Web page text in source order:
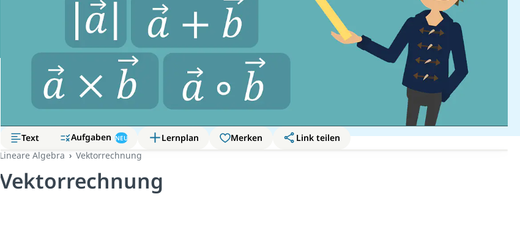
Text Aufgaben NEU Lernplan Merken
Link teilen
Lineare Algebra
Vektorrechnung
Vektorrechnung